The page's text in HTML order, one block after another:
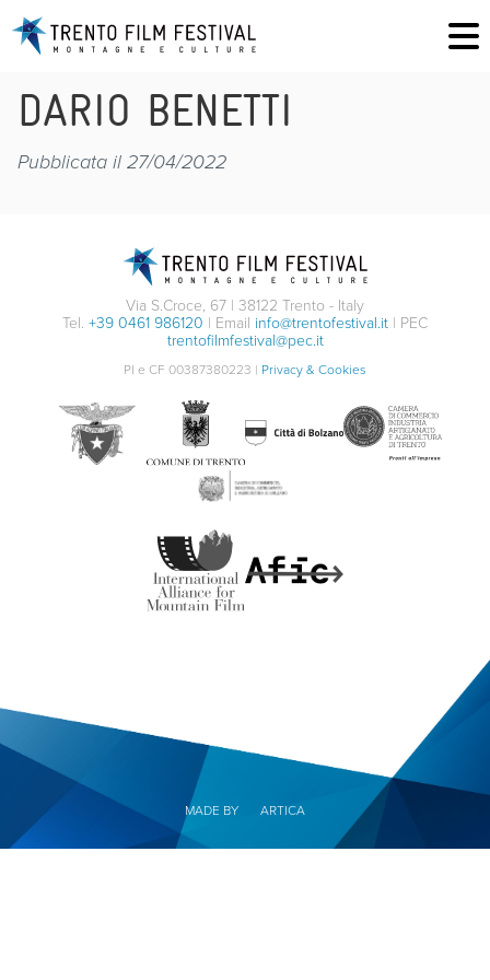
DARIO BENETTI
Pubblicata il 27/04/2022
Via S.Croce, 67 | 38122 Trento - Italy
Tel. +39 0461 986120 | Email info@trentofestival.it | PEC
trentofilmfestival@pec.it
PI e CF 00387380223 | Privacy & Cookies
MADE BY ARTICA